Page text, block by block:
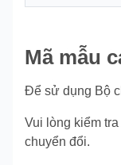
Mã mẫu
Để sử dụng Bộ
Vui lòng kiểm
chuyển đổi.